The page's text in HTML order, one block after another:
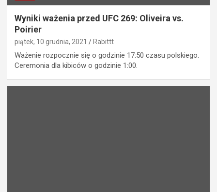
Wyniki ważenia przed UFC 269: Oliveira vs.
Poirier
piątek, 10 grudnia, 2021 Rabittt
Ważenie rozpocznie się o godzinie 17:50 czasu polskiego.
Ceremonia dla kibiców o godzinie 1:00.